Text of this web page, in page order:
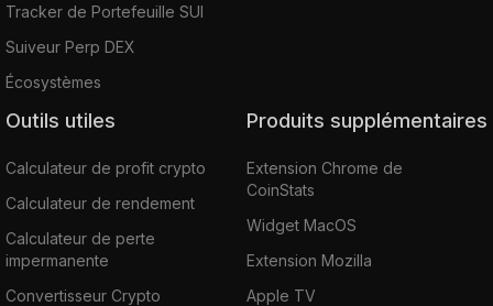
Tracker de Portefeuille SUI
Suiveur Perp DEX
Écosystèmes
Outils utiles
Calculateur de profit crypto
Calculateur de rendement
Calculateur de perte
impermanente
Convertisseur Crypto
Produits supplémentaires
Extension Chrome de
CoinStats
Widget MacOS
Extension Mozilla
Apple TV